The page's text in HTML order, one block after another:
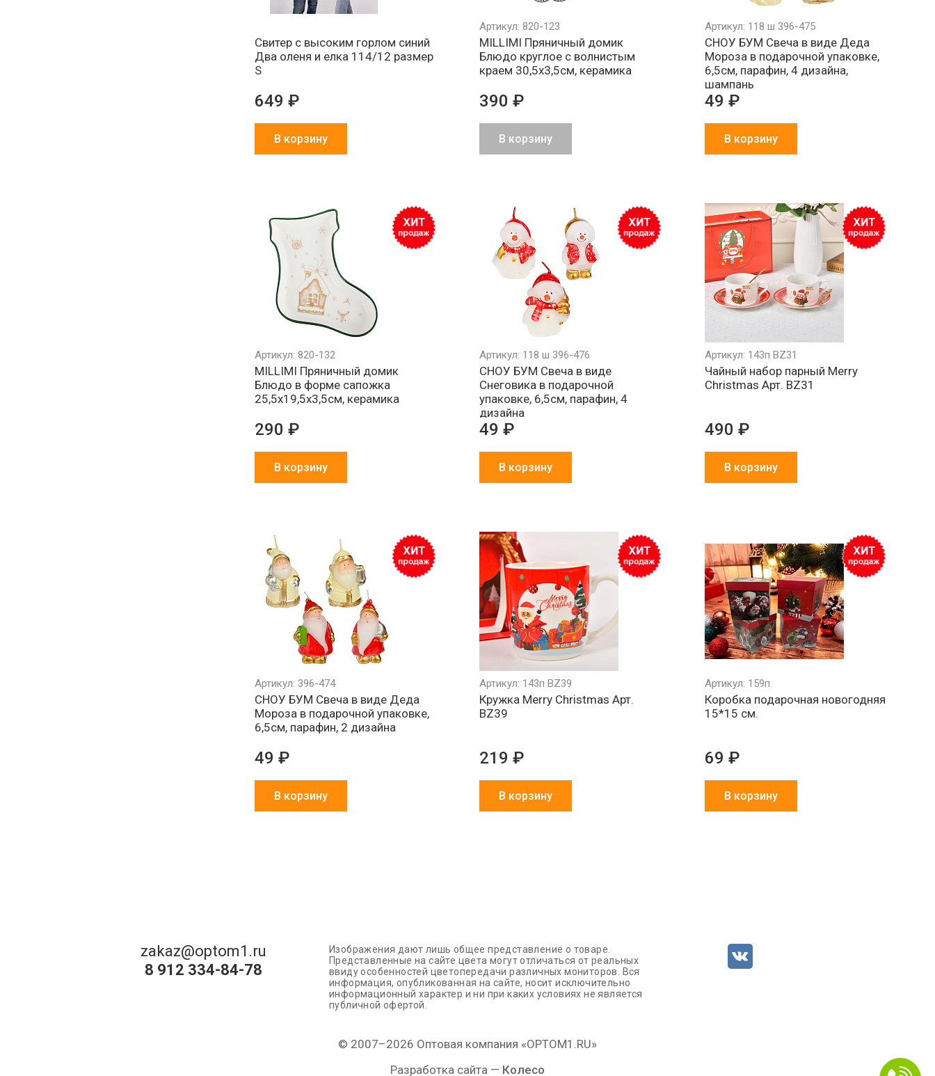
Свитер с высоким горлом синий
Два оленя и елка 114/12 размер
S
649 ₽
В корзину
Артикул: 820-123
MILLIMI Пряничный домик
Блюдо круглое с волнистым
краем 30,5х3,5см, керамика
390 ₽
В корзину
Артикул: 118 ш 396-475
СНОУ БУМ Свеча в виде Деда
Мороза в подарочной упаковке,
6,5см, парафин, 4 дизайна,
шампань
49 ₽
В корзину
Артикул: 820-132
MILLIMI Пряничный домик
Блюдо в форме сапожка
25,5х19,5х3,5см, керамика
290 ₽
В корзину
Артикул: 118 ш 396-476
СНОУ БУМ Свеча в виде
Снеговика в подарочной
упаковке, 6,5см, парафин, 4
дизайна
49 ₽
В корзину
Артикул: 143п BZ31
Чайный набор парный Merry
Christmas Арт. BZ31
490 ₽
В корзину
Артикул: 396-474
СНОУ БУМ Свеча в виде Деда
Мороза в подарочной упаковке,
6,5см, парафин, 2 дизайна
49 ₽
В корзину
Артикул: 143п BZ39
Кружка Merry Christmas Арт.
BZ39
219 ₽
В корзину
Артикул: 159п
Коробка подарочная новогодняя
15*15 см.
69 ₽
В корзину
zakaz@optom1.ru
8 912 334-84-78
Изображения дают лишь общее представление о товаре.
Представленные на сайте цвета могут отличаться от реальных
ввиду особенностей цветопередачи различных мониторов. Вся
информация, опубликованная на сайте, носит исключительно
информационный характер и ни при каких условиях не является
публичной офертой.
© 2007–2026 Оптовая компания «OPTOM1.RU»
Разработка сайта — Колесо